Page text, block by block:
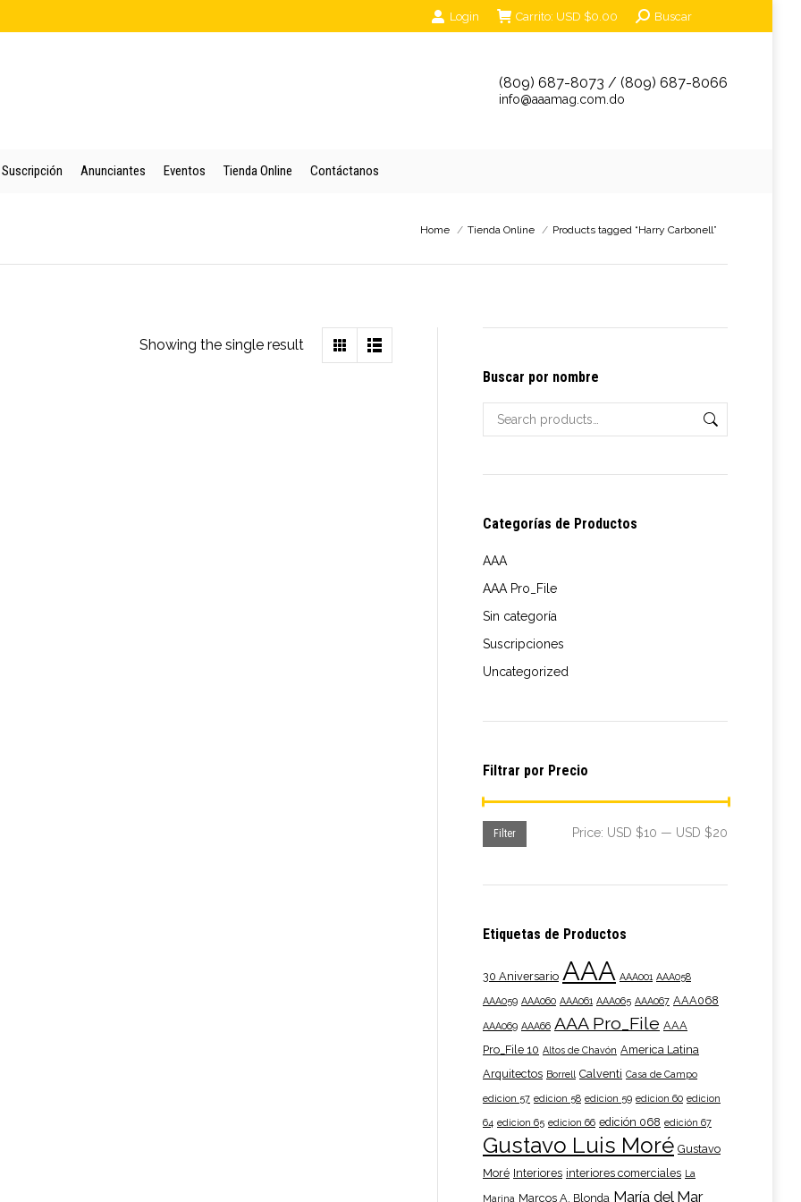
Login Carrito: USD $0.00 Search:Buscar
(809) 687-8073 / (809) 687-8066
info@aaamag.com.do
Suscripción Anunciantes Eventos Tienda Online Contáctanos
You are here:
Home Tienda Online Products tagged “Harry Carbonell”
Showing the single result
Buscar por nombre
Categorías de Productos
AAA
AAA Pro_File
Sin categoría
Suscripciones
Uncategorized
Filtrar por Precio
Filter Price: USD $10 — USD $20
Etiquetas de Productos
30 Aniversario AAA AAA001 AAA058
AAA059 AAA060 AAA061 AAA065 AAA067 AAA068
AAA069 AAA66 AAA Pro_File AAA
Pro_File 10 Altos de Chavón America Latina
Arquitectos Borrell Calventi Casa de Campo
edicion 57 edicion 58 edicion 59 edicion 60 edicion
64 edicion 65 edicion 66 edición 068 edición 67
Gustavo Luis Moré Gustavo
Moré Interiores interiores comerciales La
Marina Marcos A. Blonda María del Mar
Quienes Somos Colección Puntos de Venta Suscripción Anunciantes Eventos Tienda Online Contáctanos